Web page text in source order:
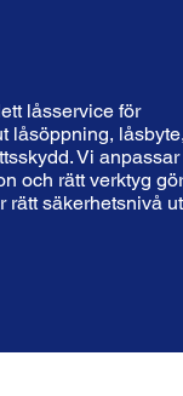
låsservice för
låsöppning,
Vi anpassar
och rätt verktyg
rätt säkerhetsnivå